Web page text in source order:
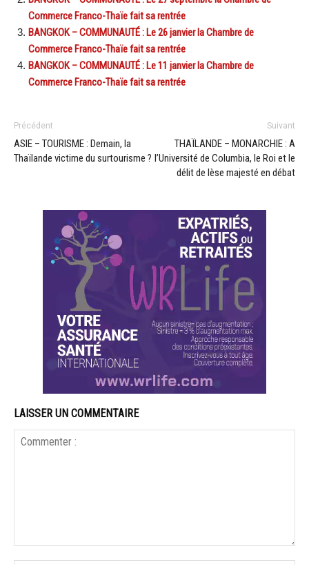
Commerce Franco-Thaïe fait sa rentrée
BANGKOK – COMMUNAUTÉ : Le 26 janvier la Chambre de
Commerce Franco-Thaïe fait sa rentrée
BANGKOK – COMMUNAUTÉ : Le 11 janvier la Chambre de
Commerce Franco-Thaïe fait sa rentrée
Précédent
ASIE – TOURISME : Demain, la
Thaïlande victime du surtourisme ?
Suivant
THAÏLANDE – MONARCHIE : A
l’Université de Columbia, le Roi et le
délit de lèse majesté en débat
LAISSER UN COMMENTAIRE